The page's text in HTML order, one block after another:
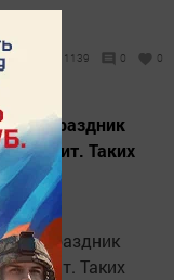
1139 0 0
Праздник
служит. Таких
Праздник
служит. Таких